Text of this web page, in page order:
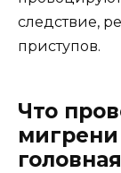
следствие,
приступов.
Что